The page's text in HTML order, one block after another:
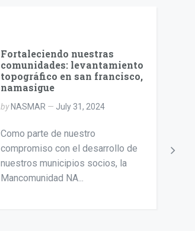
Fortaleciendo nuestras
comunidades: levantamiento
topográfico en san francisco,
namasigue
by NASMAR July 31, 2024
Como parte de nuestro
compromiso con el desarrollo de
nuestros municipios socios, la
Mancomunidad NA...